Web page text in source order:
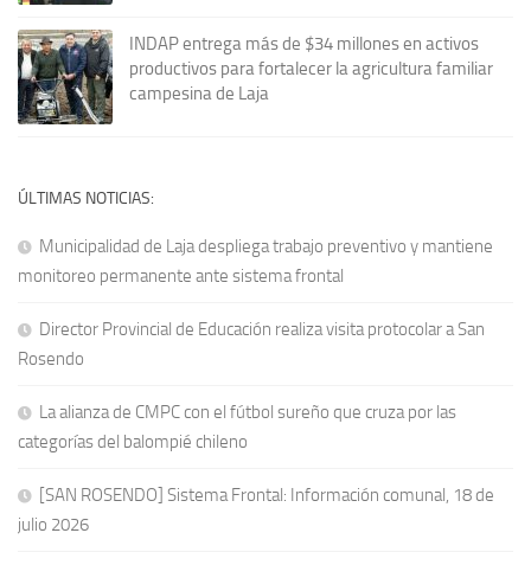
INDAP entrega más de $34 millones en activos
productivos para fortalecer la agricultura familiar
campesina de Laja
ÚLTIMAS NOTICIAS:
Municipalidad de Laja despliega trabajo preventivo y mantiene
monitoreo permanente ante sistema frontal
Director Provincial de Educación realiza visita protocolar a San
Rosendo
La alianza de CMPC con el fútbol sureño que cruza por las
categorías del balompié chileno
[SAN ROSENDO] Sistema Frontal: Información comunal, 18 de
julio 2026